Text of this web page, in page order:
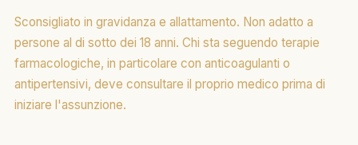
Sconsigliato in gravidanza e allattamento. Non adatto a
persone al di sotto dei 18 anni. Chi sta seguendo terapie
farmacologiche, in particolare con anticoagulanti o
antipertensivi, deve consultare il proprio medico prima di
iniziare l'assunzione.